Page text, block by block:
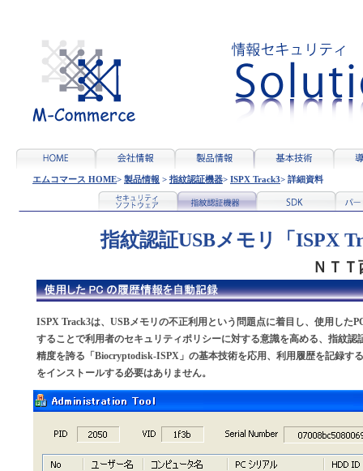
情報漏洩対策 セキュリティUSB セキ
セキュリティ対策 セキュリティUSB 情
絶対的な安全性があり、紛失しても物
機密情報の持ち運びに最適（安全・高
Windows PC、マッキントッシュ・Ｌ
本人拒否率４／６０００の実績（優れ
指紋認証USBメモリ「ISPX
ＮＴ
ISPX Track3は、USBメモリの不正利用という問題点に着目し、使用した
することで利用者のセキュリティポリシーに対する意識を高める、指紋認
精度を誇る「Biocryptodisk-ISPX」の基本技術を応用、利用履歴を記録す
をインストールする必要はありません。
エムコマース HOME> 製品情報 > 指紋認証機器> ISPX Track3> 詳細資料